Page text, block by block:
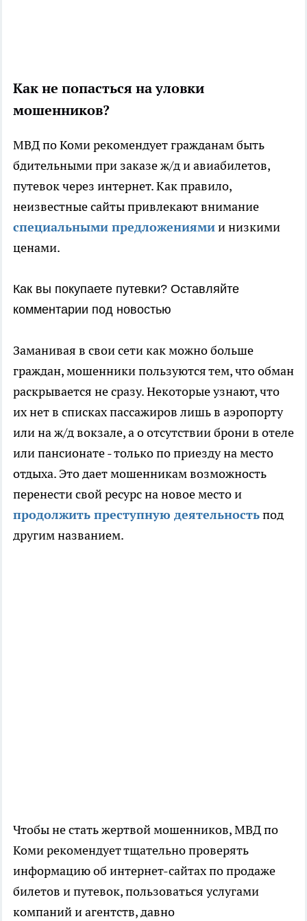
Как не попасться на уловки
мошенников?
МВД по Коми рекомендует гражданам быть
бдительными при заказе ж/д и авиабилетов,
путевок через интернет. Как правило,
неизвестные сайты привлекают внимание
специальными предложениямии низкими
ценами.
Как вы покупаете путевки? Оставляйте
комментарии под новостью
Заманивая в свои сети как можно больше
граждан, мошенники пользуются тем, что обман
раскрывается не сразу. Некоторые узнают, что
их нет в списках пассажиров лишь в аэропорту
или на ж/д вокзале, а о отсутствии брони в отеле
или пансионате - только по приезду на место
отдыха. Это дает мошенникам возможность
перенести свой ресурс на новое место и
продолжить преступную деятельностьпод
другим названием.
Чтобы не стать жертвой мошенников, МВД по
Коми рекомендует тщательно проверять
информацию об интернет-сайтах по продаже
билетов и путевок, пользоваться услугами
компаний и агентств, давно